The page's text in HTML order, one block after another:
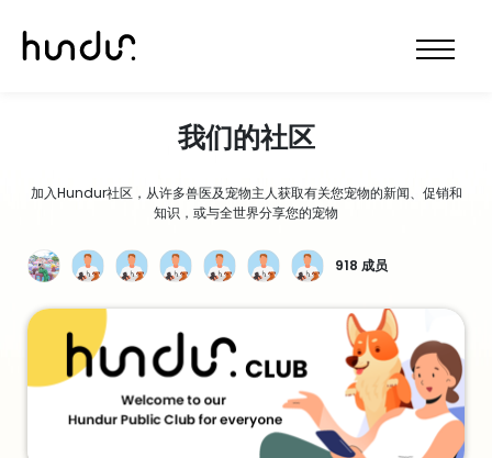
我们的社区
加入Hundur社区，从许多兽医及宠物主人获取有关您宠物的新闻、促销和
知识，或与全世界分享您的宠物
918 成员